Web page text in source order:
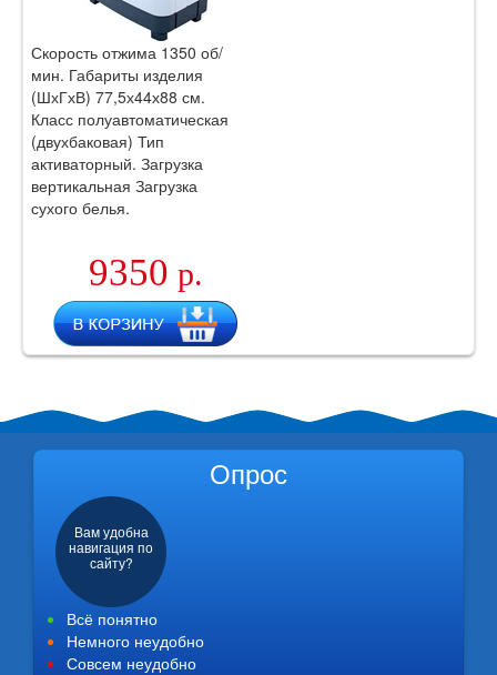
Скорость отжима 1350 об/
мин. Габариты изделия
(ШхГхВ) 77,5х44х88 см.
Класс полуавтоматическая
(двухбаковая) Тип
активаторный. Загрузка
вертикальная Загрузка
сухого белья.
9350 р.
Опрос
Вам удобна
навигация по
сайту?
Всё понятно
Немного неудобно
Совсем неудобно